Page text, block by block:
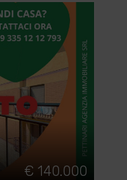
€ 140.000